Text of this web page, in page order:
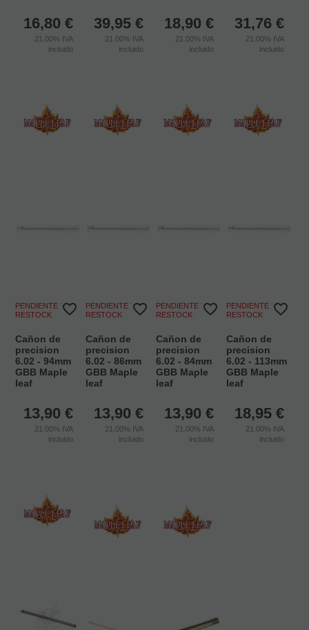
16,80 €
21.00% IVA
incluido
39,95 €
21.00% IVA
incluido
18,90 €
21.00% IVA
incluido
31,76 €
21.00% IVA
incluido
PENDIENTE DE
RESTOCK
Cañon de
precision
6.02 - 94mm
GBB Maple
leaf
13,90 €
21.00% IVA
incluido
PENDIENTE DE
RESTOCK
Cañon de
precision
6.02 - 86mm
GBB Maple
leaf
13,90 €
21.00% IVA
incluido
PENDIENTE DE
RESTOCK
Cañon de
precision
6.02 - 84mm
GBB Maple
leaf
13,90 €
21.00% IVA
incluido
PENDIENTE DE
RESTOCK
Cañon de
precision
6.02 - 113mm
GBB Maple
leaf
18,95 €
21.00% IVA
incluido